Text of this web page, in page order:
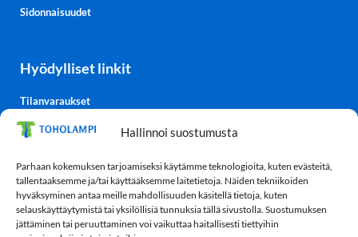
Hallinnoi suostumusta
Parhaan kokemuksen tarjoamiseksi käytämme teknologioita, kuten evästeitä,
tallentaaksemme ja/tai käyttääksemme laitetietoja. Näiden tekniikoiden
hyväksyminen antaa meille mahdollisuuden käsitellä tietoja, kuten
selauskäyttäytymistä tai yksilöllisiä tunnuksia tällä sivustolla. Suostumuksen
jättäminen tai peruuttaminen voi vaikuttaa haitallisesti tiettyihin
Sidonnaisuudet
Hyödylliset linkit
Tilanvaraukset
Kulttuurisali-TV
Säätiedot
TohoTube
Tietosuoja